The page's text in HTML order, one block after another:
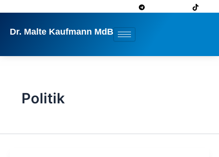
springen
Dr. Malte Kaufmann MdB
Politik